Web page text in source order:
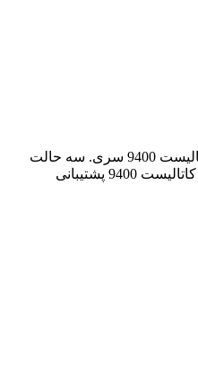
منبع تغذیه AC 2100W سیسکو کاتالیست 9400 سری. سه حالت
عملیاتی توسط منبع تغذیه سیسکو کاتالیست 9400 پشتیبانی